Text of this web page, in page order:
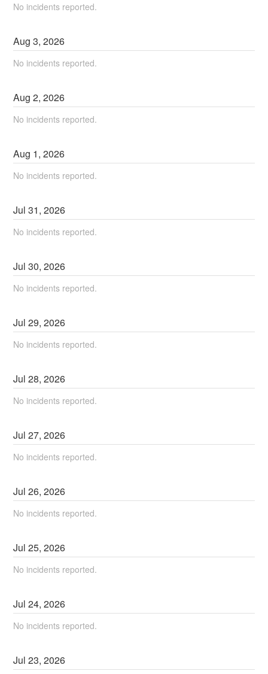
No incidents reported.
Aug3,2026
No incidents reported.
Aug2,2026
No incidents reported.
Aug 1,2026
No incidents reported.
Jul31,2026
No incidents reported.
Jul30,2026
No incidents reported.
Jul29,2026
No incidents reported.
Jul28,2026
No incidents reported.
Jul27,2026
No incidents reported.
Jul26,2026
No incidents reported.
Jul25,2026
No incidents reported.
Jul24,2026
No incidents reported.
Jul23,2026